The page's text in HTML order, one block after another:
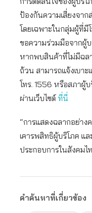
ป้องกันความเสี่ยงจา
โดยเฉพาะในกลุ่มผู้ที่
ขอความร่วมมือจากผู้
หากพบสินค้าที่ไม่มีฉล
ถ้วน สามารถแจ้งเบา
โทร. 1556 หรือสภาผู้บ
ผ่านเว็บไซต์ ที่นี่
“การแสดงฉลากอย่า
เคารพสิทธิผู้บริโภค แ
ประกอบการในสังคม
คำค้นหาที่เกี่ยวข้อง